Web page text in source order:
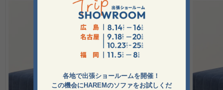
各地で出張ショールームを開催！
この機会にHAREMのソファをお試しくだ